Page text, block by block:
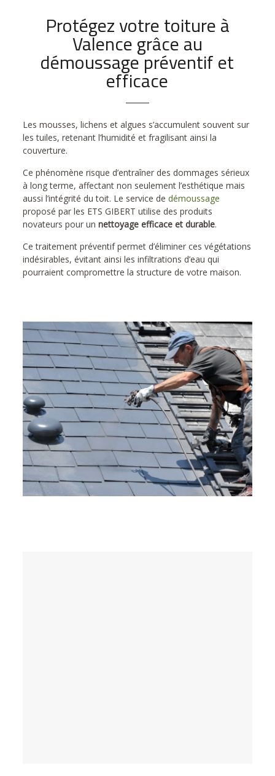
Protégez votre toiture à
Valence grâce au
démoussage préventif et
efficace
Les mousses, lichens et algues s’accumulent souvent sur
les tuiles, retenant l’humidité et fragilisant ainsi la
couverture.
Ce phénomène risque d’entraîner des dommages sérieux
à long terme, affectant non seulement l’esthétique mais
aussi l’intégrité du toit. Le service de démoussage
proposé par les ETS GIBERT utilise des produits
novateurs pour un nettoyage efficace et durable.
Ce traitement préventif permet d’éliminer ces végétations
indésirables, évitant ainsi les infiltrations d’eau qui
pourraient compromettre la structure de votre maison.